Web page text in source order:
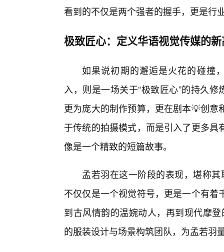
看到的不仅是两个强者的握手，更是行
极致匠心：定义华语视觉传媒的
如果说初期的邂逅是火花的碰撞
入，则是一场关于“极致匠心”的持久
更为庞大的制作预算，更在剧本💡创
于传统的拍摄模式，而是引入了更多
像是一个精致的短篇故事。
孟若羽在这一阶段的表现，堪称
不仅仅是一个视觉符号，更是一个有
到古风情韵的温婉动人，再到现代摩
的服装设计与场景构筑团队，为孟若羽